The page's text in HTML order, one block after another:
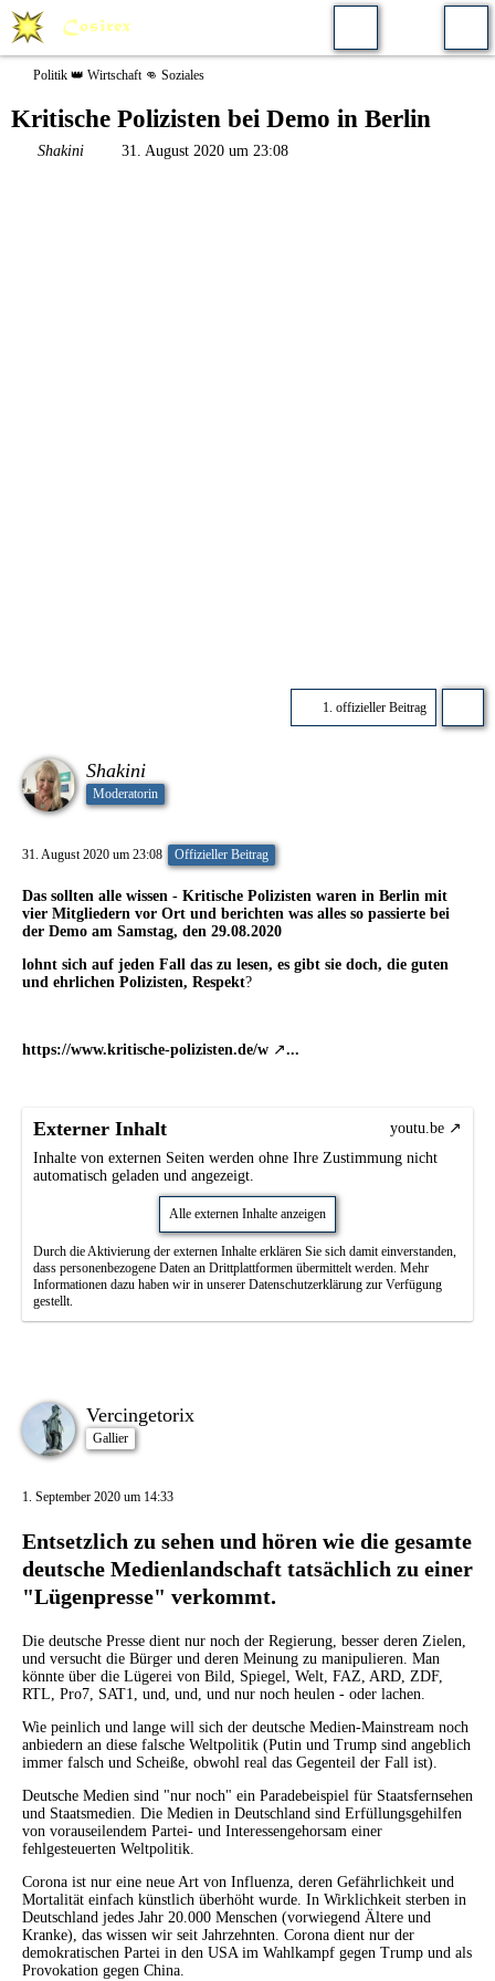
Politik 👑 Wirtschaft 👊 Soziales
Kritische Polizisten bei Demo in Berlin
Shakini 31. August 2020 um 23:08
1. offizieller Beitrag
Shakini
Moderatorin
31. August 2020 um 23:08 Offizieller Beitrag
Das sollten alle wissen - Kritische Polizisten waren in Berlin mit
vier Mitgliedern vor Ort und berichten was alles so passierte bei
der Demo am Samstag, den 29.08.2020
lohnt sich auf jeden Fall das zu lesen, es gibt sie doch, die guten
und ehrlichen Polizisten, Respekt?
https://www.kritische-polizisten.de/w ...
Externer Inhalt
youtu.be
Inhalte von externen Seiten werden ohne Ihre Zustimmung nicht
automatisch geladen und angezeigt.
Alle externen Inhalte anzeigen
Durch die Aktivierung der externen Inhalte erklären Sie sich damit einverstanden,
dass personenbezogene Daten an Drittplattformen übermittelt werden. Mehr
Informationen dazu haben wir in unserer Datenschutzerklärung zur Verfügung
gestellt.
Vercingetorix
Gallier
1. September 2020 um 14:33
Entsetzlich zu sehen und hören wie die gesamte
deutsche Medienlandschaft tatsächlich zu einer
"Lügenpresse" verkommt.
Die deutsche Presse dient nur noch der Regierung, besser deren Zielen,
und versucht die Bürger und deren Meinung zu manipulieren. Man
könnte über die Lügerei von Bild, Spiegel, Welt, FAZ, ARD, ZDF,
RTL, Pro7, SAT1, und, und, und nur noch heulen - oder lachen.
Wie peinlich und lange will sich der deutsche Medien-Mainstream noch
anbiedern an diese falsche Weltpolitik (Putin und Trump sind angeblich
immer falsch und Scheiße, obwohl real das Gegenteil der Fall ist).
Deutsche Medien sind "nur noch" ein Paradebeispiel für Staatsfernsehen
und Staatsmedien. Die Medien in Deutschland sind Erfüllungsgehilfen
von vorauseilendem Partei- und Interessengehorsam einer
fehlgesteuerten Weltpolitik.
Corona ist nur eine neue Art von Influenza, deren Gefährlichkeit und
Mortalität einfach künstlich überhöht wurde. In Wirklichkeit sterben in
Deutschland jedes Jahr 20.000 Menschen (vorwiegend Ältere und
Kranke), das wissen wir seit Jahrzehnten. Corona dient nur der
demokratischen Partei in den USA im Wahlkampf gegen Trump und als
Provokation gegen China.